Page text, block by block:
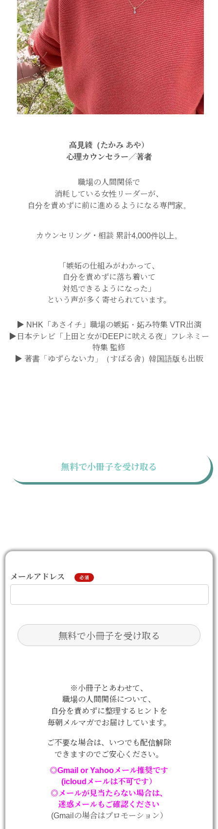
高見綾（たかみ あや）
心理カウンセラー／著者
職場の人間関係で
消耗している女性リーダーが、
自分を責めずに前に進めるようになる専門家。
カウンセリング・相談 累計4,000件以上。
「嫉妬の仕組みがわかって、
自分を責めずに落ち着いて
対処できるようになった」
という声が多く寄せられています。
▶ NHK「あさイチ」職場の嫉妬・妬み特集 VTR出演
▶日本テレビ「上田と女がDEEPに吠える夜」フレネミー
特集 監修
▶ 著書「ゆずらない力」（すばる舎）韓国語版も出版
無料で小冊子を受け取る
メールアドレス 必須
※小冊子とあわせて、
職場の人間関係について、
自分を責めずに整理するヒントを
毎朝メルマガでお届けしています。
ご不要な場合は、いつでも配信解除
できますのでご安心ください。
◎Gmail or Yahooメール推奨です
(icloudメールは不可です）
◎メールが見当たらない場合は、
迷惑メールもご確認ください
(Gmailの場合はプロモーション）